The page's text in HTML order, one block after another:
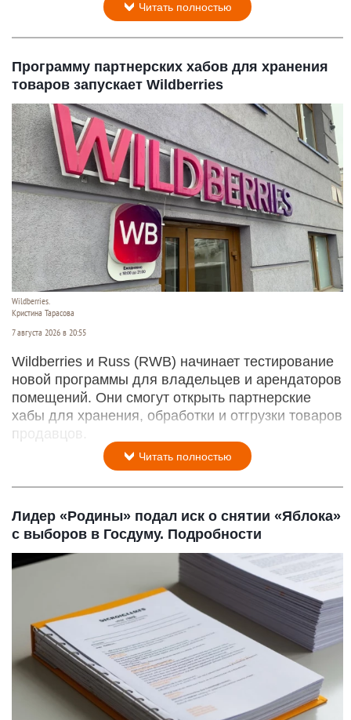
Читать полностью
Программу партнерских хабов для хранения
товаров запускает Wildberries
Wildberries.
Кристина Тарасова
7 августа 2026 в 20:55
Wildberries и Russ (RWB) начинает тестирование
новой программы для владельцев и арендаторов
помещений. Они смогут открыть партнерские
хабы для хранения, обработки и отгрузки товаров
продавцов.
Читать полностью
Лидер «Родины» подал иск о снятии «Яблока»
с выборов в Госдуму. Подробности